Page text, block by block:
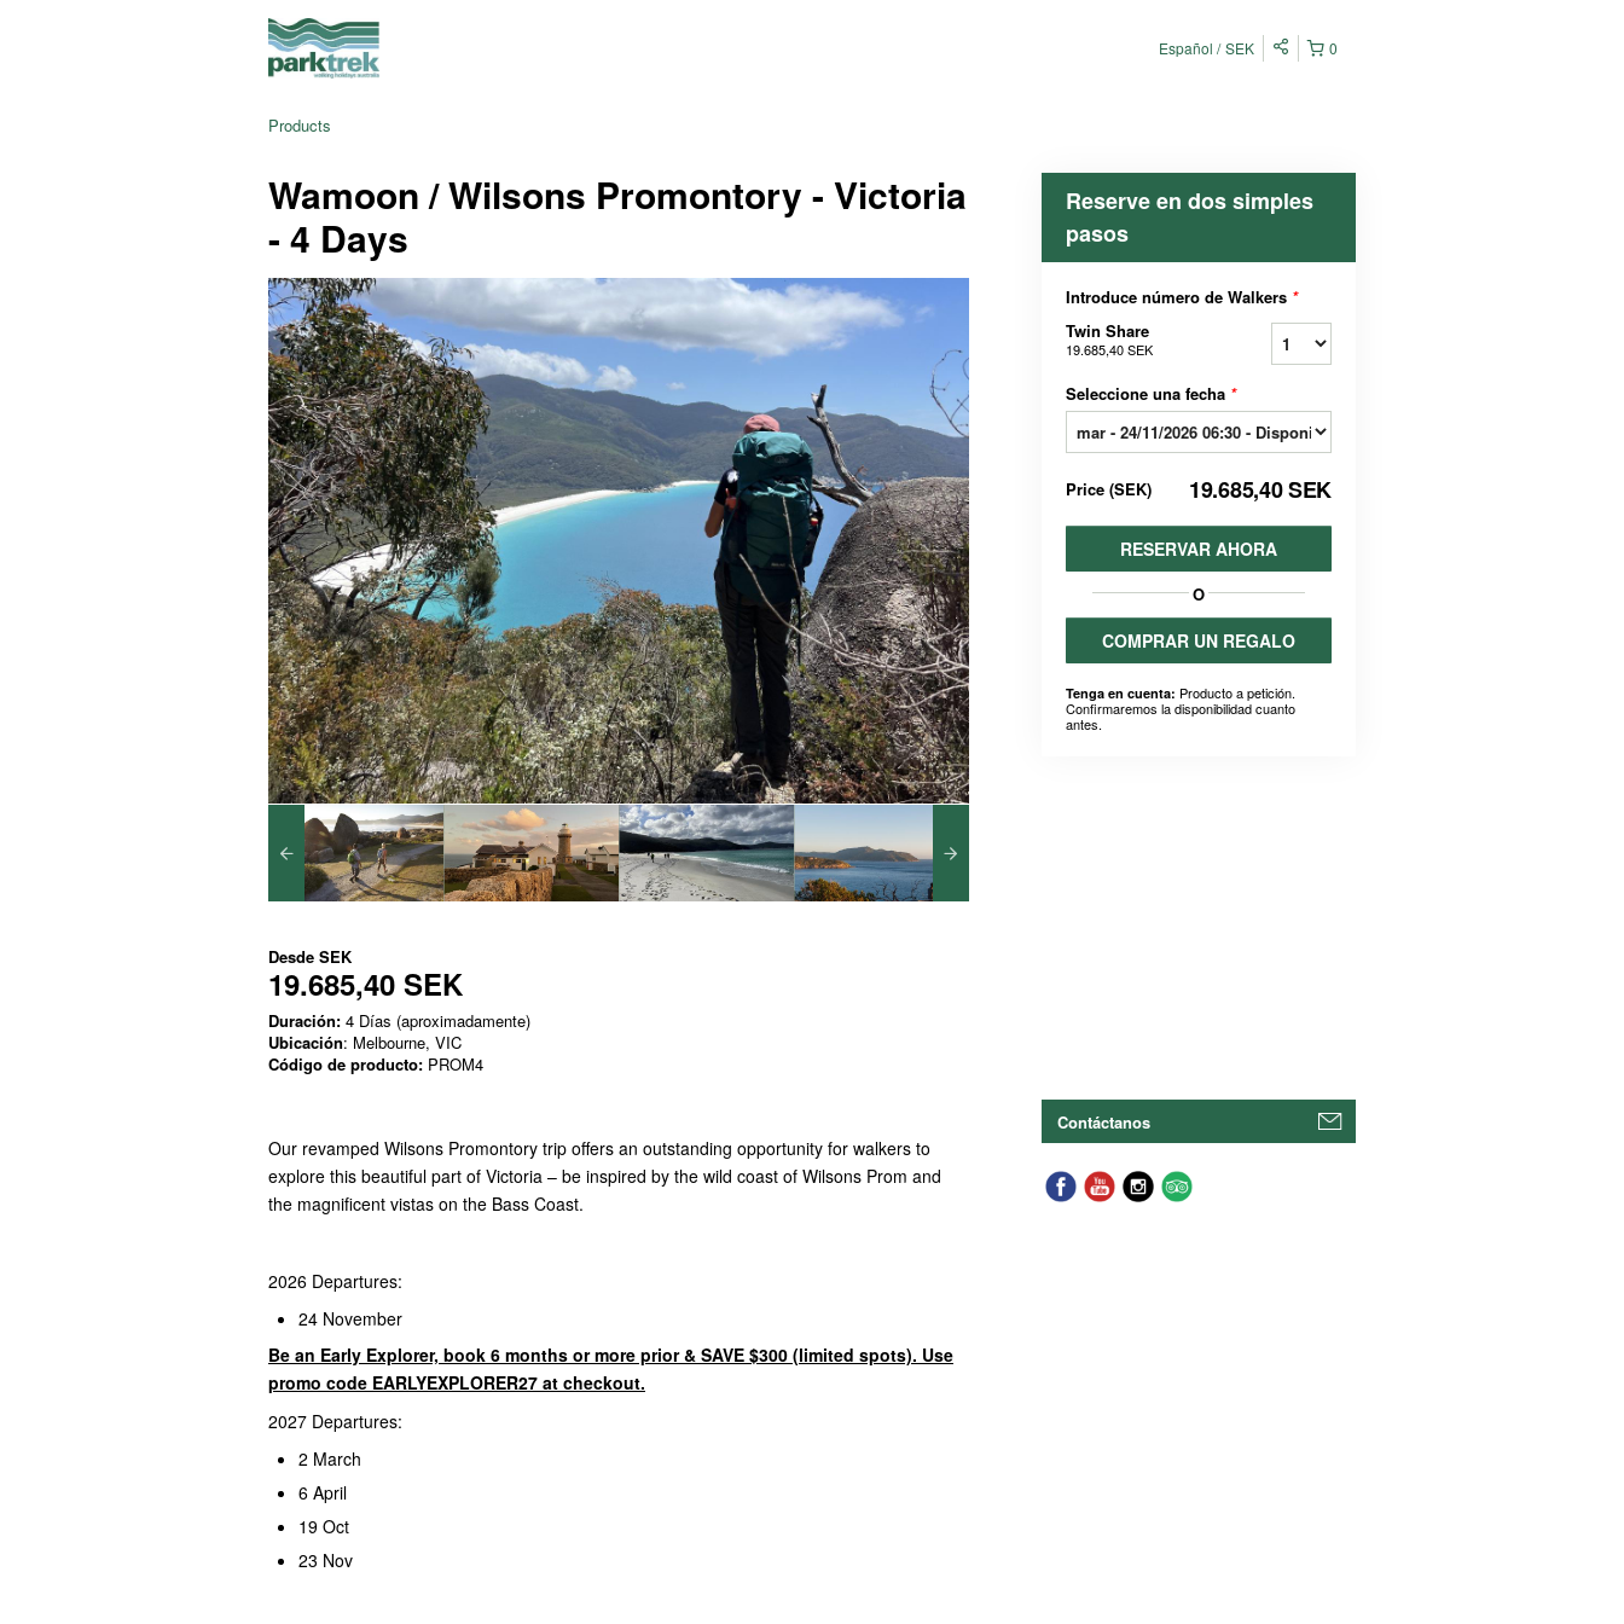
0
Español SEK
Products
Wamoon / Wilsons Promontory - Victoria
- 4 Days
Desde SEK
19.685,40 SEK
Duración: 4 Días (aproximadamente)
Ubicación: Melbourne, VIC
Código de producto: PROM4
Our revamped Wilsons Promontory trip offers an outstanding opportunity for walkers to
explore this beautiful part of Victoria – be inspired by the wild coast of Wilsons Prom and
the magnificent vistas on the Bass Coast.
2026 Departures:
24 November
Be an Early Explorer, book 6 months or more prior & SAVE $300 (limited spots). Use
promo code EARLYEXPLORER27 at checkout.
2027 Departures:
2 March
6 April
19 Oct
23 Nov
Reserve en dos simples
pasos
Introduce número de Walkers *
Twin Share
19.685,40 SEK
Seleccione una fecha *
Price (SEK) 19.685,40 SEK
RESERVAR AHORA
O
COMPRAR UN REGALO
Tenga en cuenta: Producto a petición.
Confirmaremos la disponibilidad cuanto
antes.
Contáctanos